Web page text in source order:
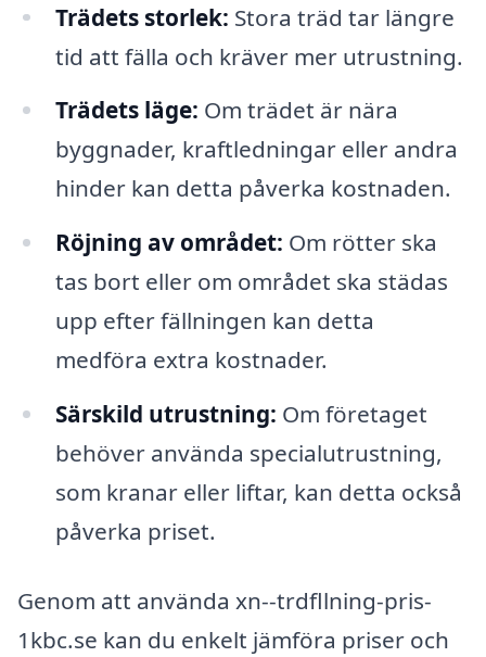
Trädets storlek: Stora träd tar längre
tid att fälla och kräver mer utrustning.
Trädets läge: Om trädet är nära
byggnader, kraftledningar eller andra
hinder kan detta påverka kostnaden.
Röjning av området: Om rötter ska
tas bort eller om området ska städas
upp efter fällningen kan detta
medföra extra kostnader.
Särskild utrustning: Om företaget
behöver använda specialutrustning,
som kranar eller liftar, kan detta också
påverka priset.
Genom att använda xn--trdfllning-pris-
1kbc.se kan du enkelt jämföra priser och